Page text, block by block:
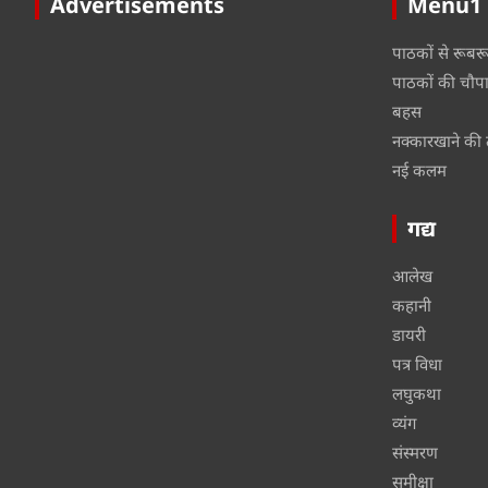
पाठकों से रूबरू
पाठकों की
बहस
नक्कारखाने की
नई कलम
गद्य
आलेख
कहानी
डायरी
पत्र विधा
लघुकथा
व्यंग
संस्मरण
समीक्षा